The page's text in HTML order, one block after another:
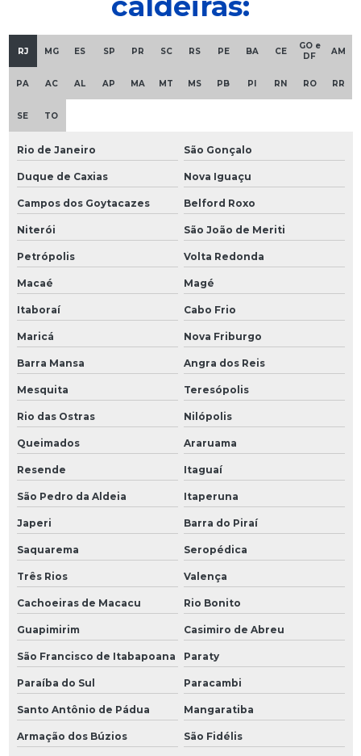
RJ MG ES SP PR SC RS PE BA CE
GO e
DF
AM
PA AC AL AP MA MT MS PB PI RN RO RR
SE TO
Rio de Janeiro São Gonçalo
Duque de Caxias Nova Iguaçu
Campos dos Goytacazes Belford Roxo
Niterói São João de Meriti
Petrópolis Volta Redonda
Macaé Magé
Itaboraí Cabo Frio
Maricá Nova Friburgo
Barra Mansa Angra dos Reis
Mesquita Teresópolis
Rio das Ostras Nilópolis
Queimados Araruama
Resende Itaguaí
São Pedro da Aldeia Itaperuna
Japeri Barra do Piraí
Saquarema Seropédica
Três Rios Valença
Cachoeiras de Macacu Rio Bonito
Guapimirim Casimiro de Abreu
São Francisco de Itabapoana Paraty
Paraíba do Sul Paracambi
Santo Antônio de Pádua Mangaratiba
Armação dos Búzios São Fidélis